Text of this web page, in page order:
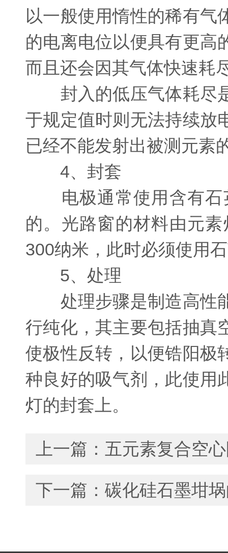
以一般使用惰性的稀有气
的电离电位以便具有更高
而且还会因其气体快速耗
封入的低压气体耗尽是
于规定值时则无法持续放
已经不能发射出被测元素
4、封套
电极通常使用含有石
的。光路窗的材料由元
300纳米，此时必须使用
5、处理
处理步骤是制造高性能
行纯化，其主要包括抽真
使极性反转，以便锆阳极
种良好的吸气剂，此使用
灯的封套上。
上一篇： 五元素复合空
下一篇： 碳化硅石墨坩